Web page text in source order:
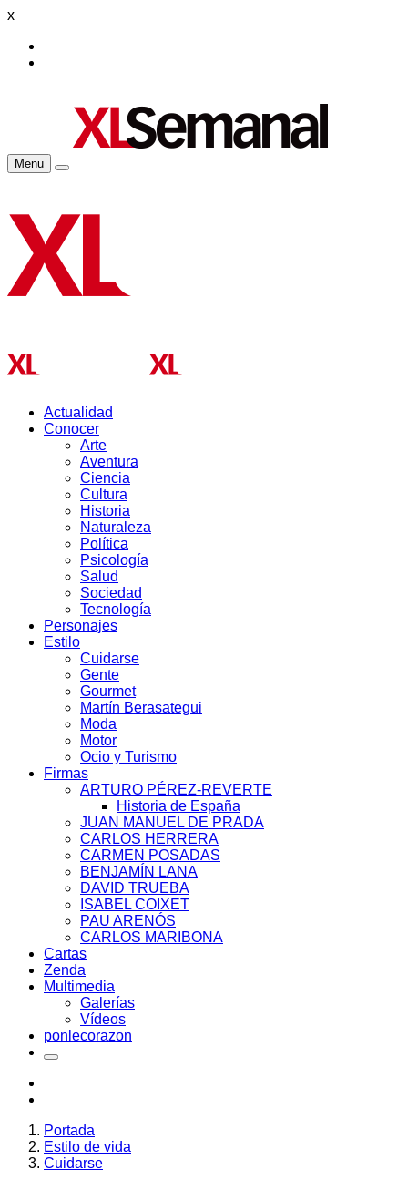
x
Menu
Actualidad
Conocer
Arte
Aventura
Ciencia
Cultura
Historia
Naturaleza
Política
Psicología
Salud
Sociedad
Tecnología
Personajes
Estilo
Cuidarse
Gente
Gourmet
Martín Berasategui
Moda
Motor
Ocio y Turismo
Firmas
ARTURO PÉREZ-REVERTE
Historia de España
JUAN MANUEL DE PRADA
CARLOS HERRERA
CARMEN POSADAS
BENJAMÍN LANA
DAVID TRUEBA
ISABEL COIXET
PAU ARENÓS
CARLOS MARIBONA
Cartas
Zenda
Multimedia
Galerías
Vídeos
ponlecorazon
Portada
Estilo de vida
Cuidarse